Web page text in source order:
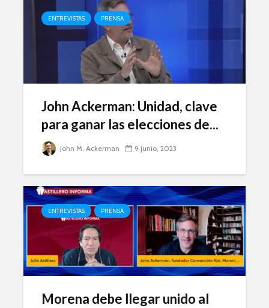
ENTREVISTAS PRENSA
John Ackerman: Unidad, clave
para ganar las elecciones de...
John M. Ackerman 9 junio, 2023
ENTREVISTAS PRENSA
Morena debe llegar unido al